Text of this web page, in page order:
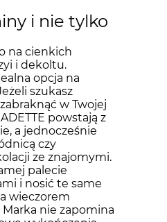
i nie tylko
na cienkich
i dekoltu.
opcja na
szukasz
w Twojej
powstają z
a jednocześnie
czy
ze znajomymi.
palecie
i nosić te same
wieczorem
nie zapomina